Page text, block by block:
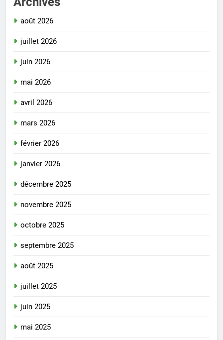
août 2026
juillet 2026
juin 2026
mai 2026
avril 2026
mars 2026
février 2026
janvier 2026
décembre 2025
novembre 2025
octobre 2025
septembre 2025
août 2025
juillet 2025
juin 2025
mai 2025